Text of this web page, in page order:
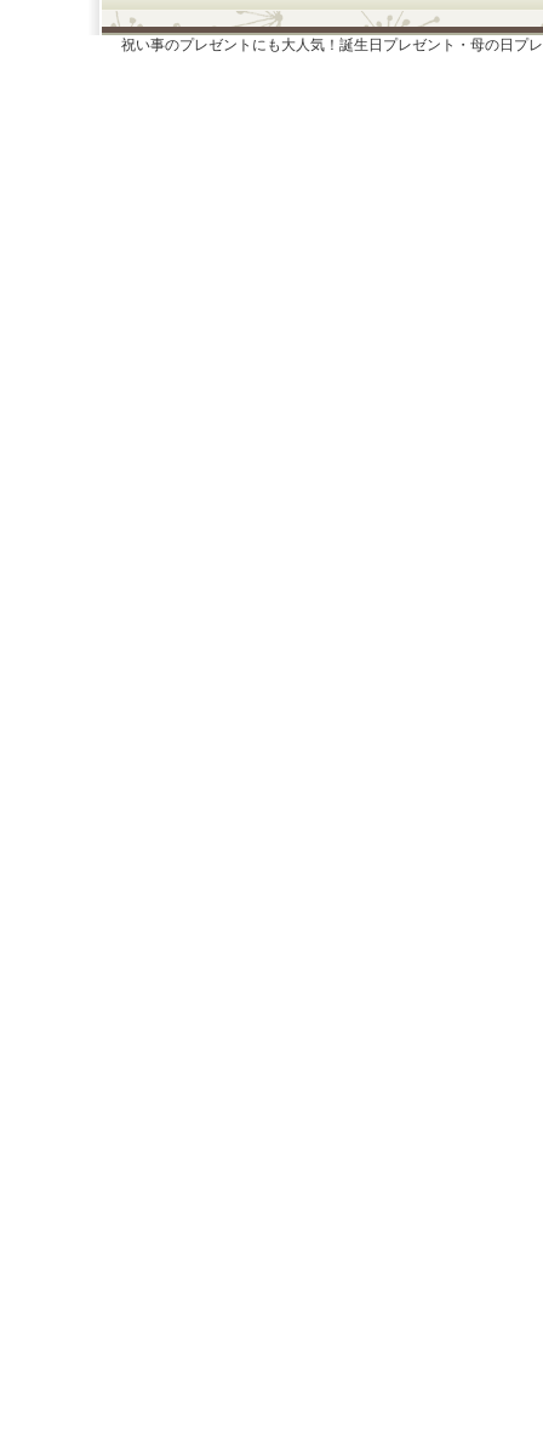
祝い事のプレゼントにも大人気！誕生日プレゼント・母の日プ